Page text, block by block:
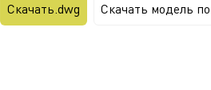
Скачать.dwg Скачать модель